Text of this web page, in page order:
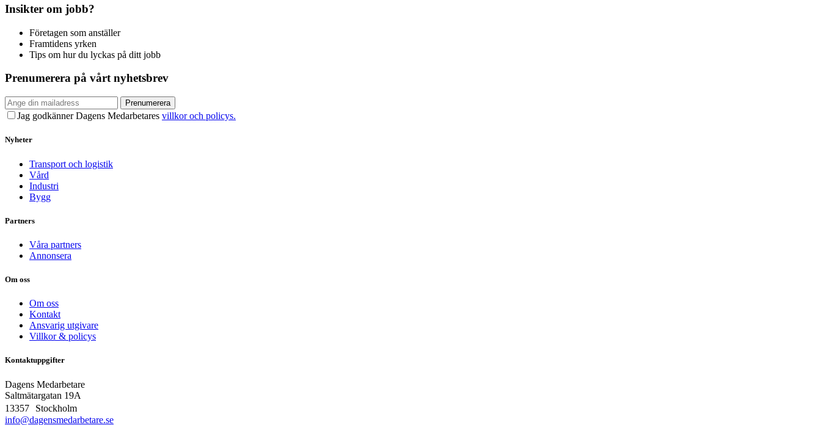
Insikter om jobb?
Företagen som anställer
Framtidens yrken
Tips om hur du lyckas på ditt jobb
Prenumerera på vårt nyhetsbrev
Prenumerera
Jag godkänner Dagens Medarbetares villkor och policys.
Nyheter
Transport och logistik
Vård
Industri
Bygg
Partners
Våra partners
Annonsera
Om oss
Om oss
Kontakt
Ansvarig utgivare
Villkor & policys
Kontaktuppgifter
Dagens Medarbetare
Saltmätargatan 19A
13357 Stockholm
info@dagensmedarbetare.se